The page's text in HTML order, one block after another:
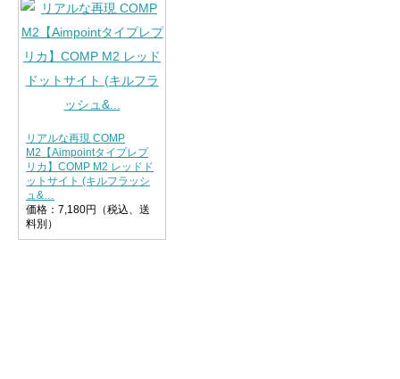
リアルな再現 COMP
M2【Aimpointタイプレプ
リカ】COMP M2 レッドド
ットサイト (キルフラッシ
ュ&…
価格：7,180円（税込、送
料別）